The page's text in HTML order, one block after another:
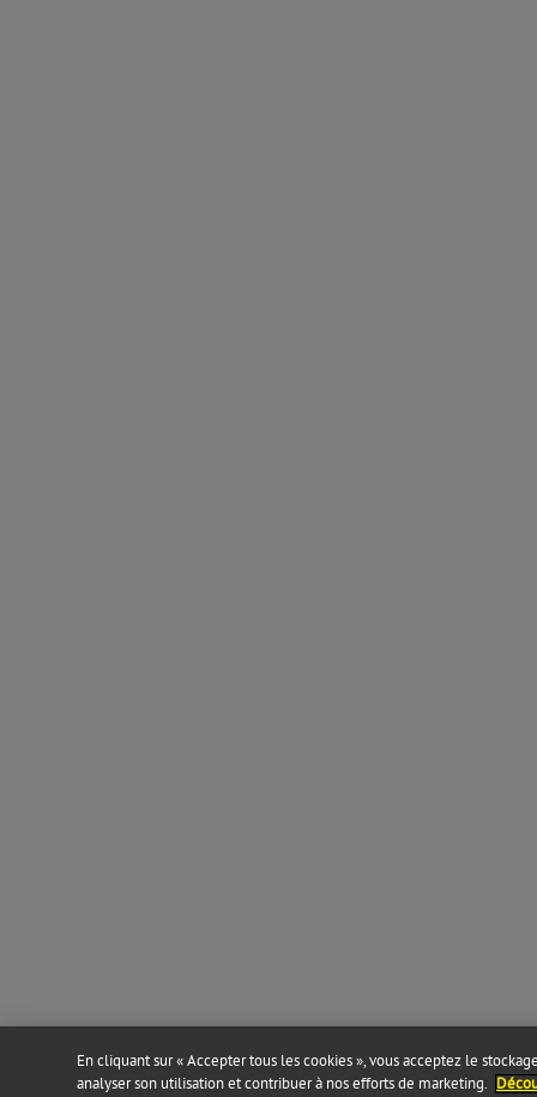
En cliquant sur « Accepter tous les cookies », vous acceptez le
analyser son utilisation et contribuer à nos efforts de marketing.